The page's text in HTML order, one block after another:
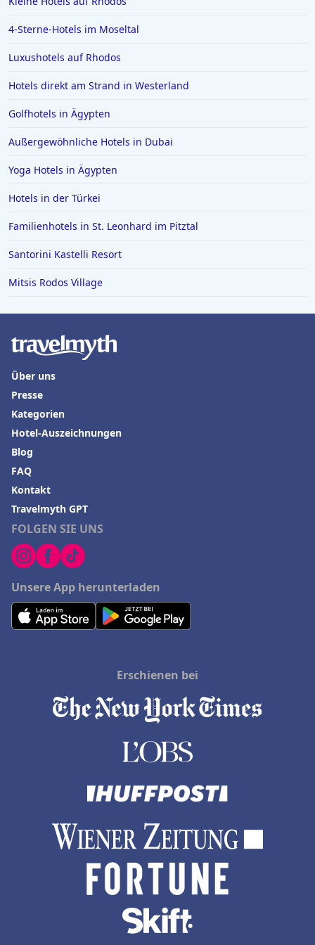
Hotels im Boutique-Stil in Thessaloniki
4-Sterne-Hotels im Moseltal
Luxushotels auf Rhodos
Hotels direkt am Strand in Westerland
Golfhotels in Ägypten
Außergewöhnliche Hotels in Dubai
Yoga Hotels in Ägypten
Hotels in der Türkei
Familienhotels in St. Leonhard im Pitztal
Santorini Kastelli Resort
Mitsis Rodos Village
FOLGEN SIE UNS
Unsere App herunterladen
Über uns
Presse
Kategorien
Hotel-Auszeichnungen
Blog
FAQ
Kontakt
Travelmyth GPT
Erschienen bei